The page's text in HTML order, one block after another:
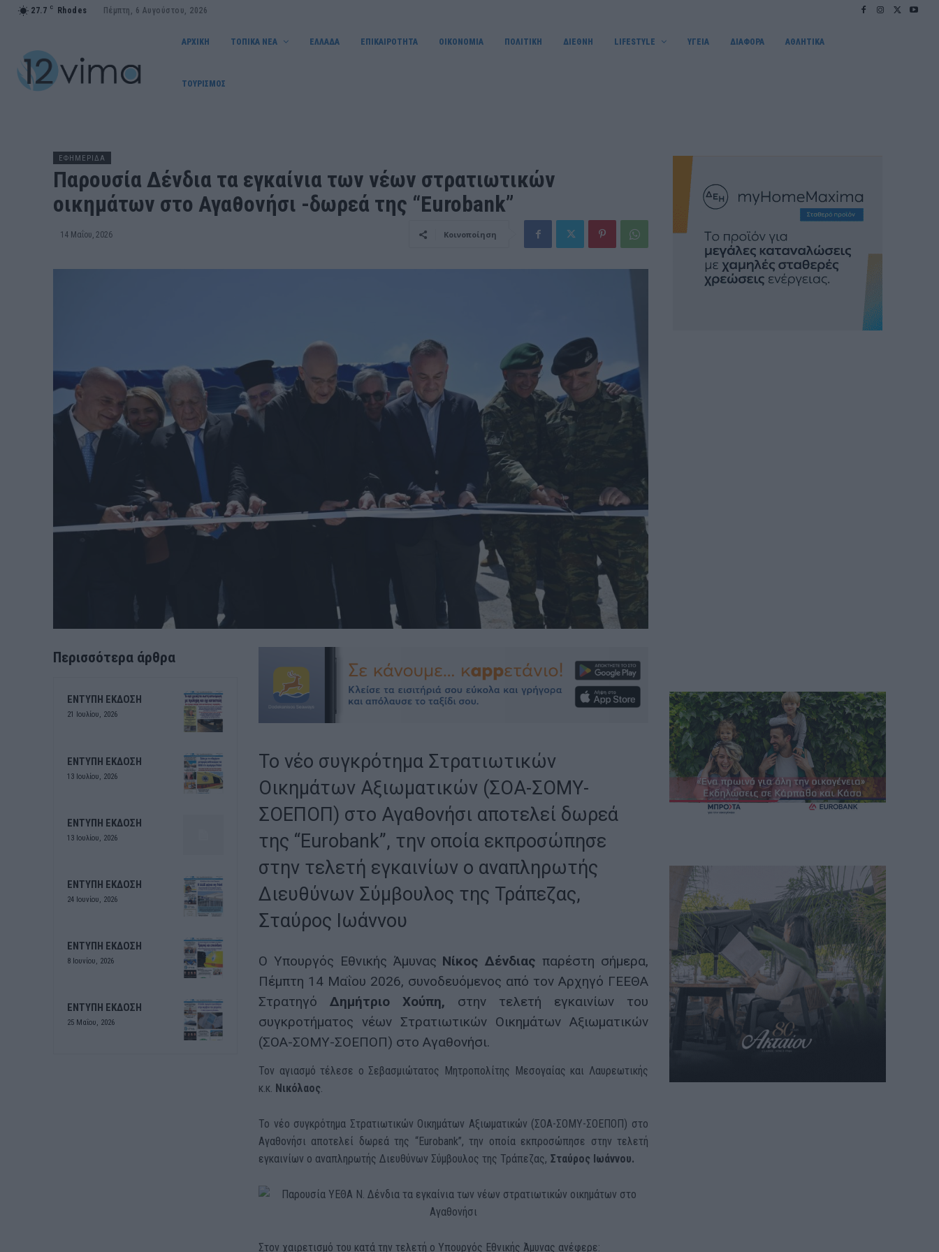
27.7 C Rhodes Πέμπτη, 6 Αυγούστου, 2026
ΑΡΧΙΚΗ ΤΟΠΙΚΑ ΝΕΑ ΕΛΛΑΔΑ ΕΠΙΚΑΙΡΟΤΗΤΑ OIKONOMIA ΠΟΛΙΤΙΚΗ ΔΙΕΘΝΗ LIFESTYLE ΥΓΕΙΑ ΔΙΑΦΟΡΑ ΑΘΛΗΤΙΚΑ
ΤΟΥΡΙΣΜΟΣ
ΕΦΗΜΕΡΙΔΑ
Παρουσία Δένδια τα εγκαίνια των νέων στρατιωτικών
οικημάτων στο Αγαθονήσι -δωρεά της “Eurobank”
14 Μαΐου, 2026 Κοινοποίηση
Περισσότερα άρθρα
ΕΝΤΥΠΗ ΕΚΔΟΣΗ
21 Ιουλίου, 2026
ΕΝΤΥΠΗ ΕΚΔΟΣΗ
13 Ιουλίου, 2026
ΕΝΤΥΠΗ ΕΚΔΟΣΗ
13 Ιουλίου, 2026
ΕΝΤΥΠΗ ΕΚΔΟΣΗ
24 Ιουνίου, 2026
ΕΝΤΥΠΗ ΕΚΔΟΣΗ
8 Ιουνίου, 2026
ENTΥΠΗ ΕΚΔΟΣΗ
25 Μαΐου, 2026
Το νέο συγκρότημα Στρατιωτικών
Οικημάτων Αξιωματικών (ΣΟΑ-ΣΟΜΥ-
ΣΟΕΠΟΠ) στο Αγαθονήσι αποτελεί δωρεά
της “Eurobank”, την οποία εκπροσώπησε
στην τελετή εγκαινίων ο αναπληρωτής
Διευθύνων Σύμβουλος της Τράπεζας,
Σταύρος Ιωάννου
Ο Υπουργός Εθνικής Άμυνας Νίκος Δένδιας παρέστη σήμερα,
Πέμπτη 14 Μαΐου 2026, συνοδευόμενος από τον Αρχηγό ΓΕΕΘΑ
Στρατηγό Δημήτριο Χούπη, στην τελετή εγκαινίων του
συγκροτήματος νέων Στρατιωτικών Οικημάτων Αξιωματικών
(ΣΟΑ-ΣΟΜΥ-ΣΟΕΠΟΠ) στο Αγαθονήσι.
Τον αγιασμό τέλεσε ο Σεβασμιώτατος Μητροπολίτης Μεσογαίας και Λαυρεωτικής
κ.κ. Νικόλαος.
Το νέο συγκρότημα Στρατιωτικών Οικημάτων Αξιωματικών (ΣΟΑ-ΣΟΜΥ-ΣΟΕΠΟΠ) στο
Αγαθονήσι αποτελεί δωρεά της “ Eurobank”, την οποία εκπροσώπησε στην τελετή
εγκαινίων ο αναπληρωτής Διευθύνων Σύμβουλος της Τράπεζας, Σταύρος Ιωάννου.
Στον χαιρετισμό του κατά την τελετή ο Υπουργός Εθνικής Άμυνας ανέφερε: